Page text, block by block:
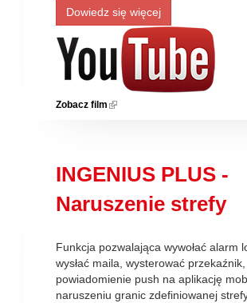
Dowiedz się więcej
Zobacz film (link is external)
INGENIUS PLUS -
Naruszenie strefy
Funkcja pozwalająca wywołać alarm
wysłać maila, wysterować przekaźnik,
powiadomienie push na aplikację
naruszeniu granic zdefiniowanej